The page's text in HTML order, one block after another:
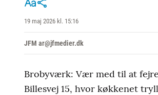
19 maj 2026 kl. 15:16
JFM ar@jfmedier.dk
Brobyværk: Vær med til at
Billesvej 15, hvor køkkenet